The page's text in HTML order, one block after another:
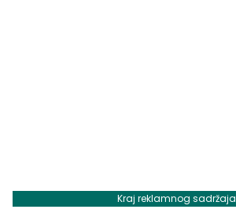
Kraj reklamnog sadržaja